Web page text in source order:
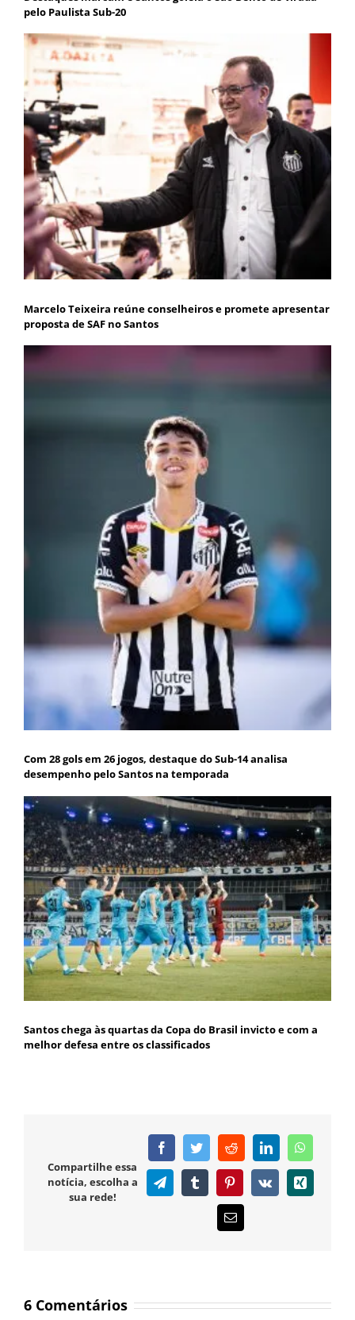
pelo Paulista Sub-20
Marcelo Teixeira reúne conselheiros e promete apresentar
proposta de SAF no Santos
Com 28 gols em 26 jogos, destaque do Sub-14 analisa
desempenho pelo Santos na temporada
Santos chega às quartas da Copa do Brasil invicto e com a
melhor defesa entre os classificados
Compartilhe essa
notícia, escolha a
sua rede!
FacebookTwitterRedditLinkedIn
TelegramTumblr PinterestVk Xing
E-
mail
6 Comentários